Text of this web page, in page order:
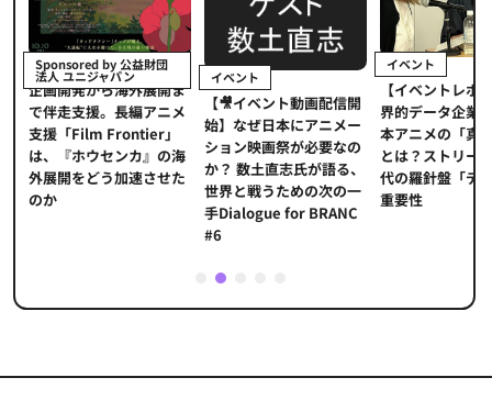
Sponsored by 公益財団
法人 ユニジャパン
企画開発から海外展開ま
で伴走支援。長編アニメ
支援「Film Frontier」
は、『ホウセンカ』の海
外展開をどう加速させた
のか
イベント
【🎥イベント動画配信開
始】なぜ日本にアニメー
ション映画祭が必要なの
か？ 数土直志氏が語る、
世界と戦うための次の一
手Dialogue for BRANC
#6
イベント
【イベントレポ
界的データ企業
本アニメの「真
とは？ストリー
代の羅針盤「デ
重要性
2